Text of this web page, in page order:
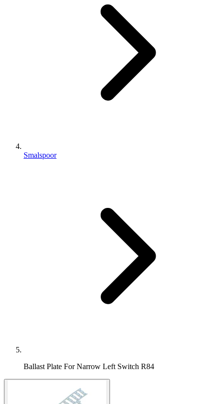
Smalspoor
Ballast Plate For Narrow Left Switch R84